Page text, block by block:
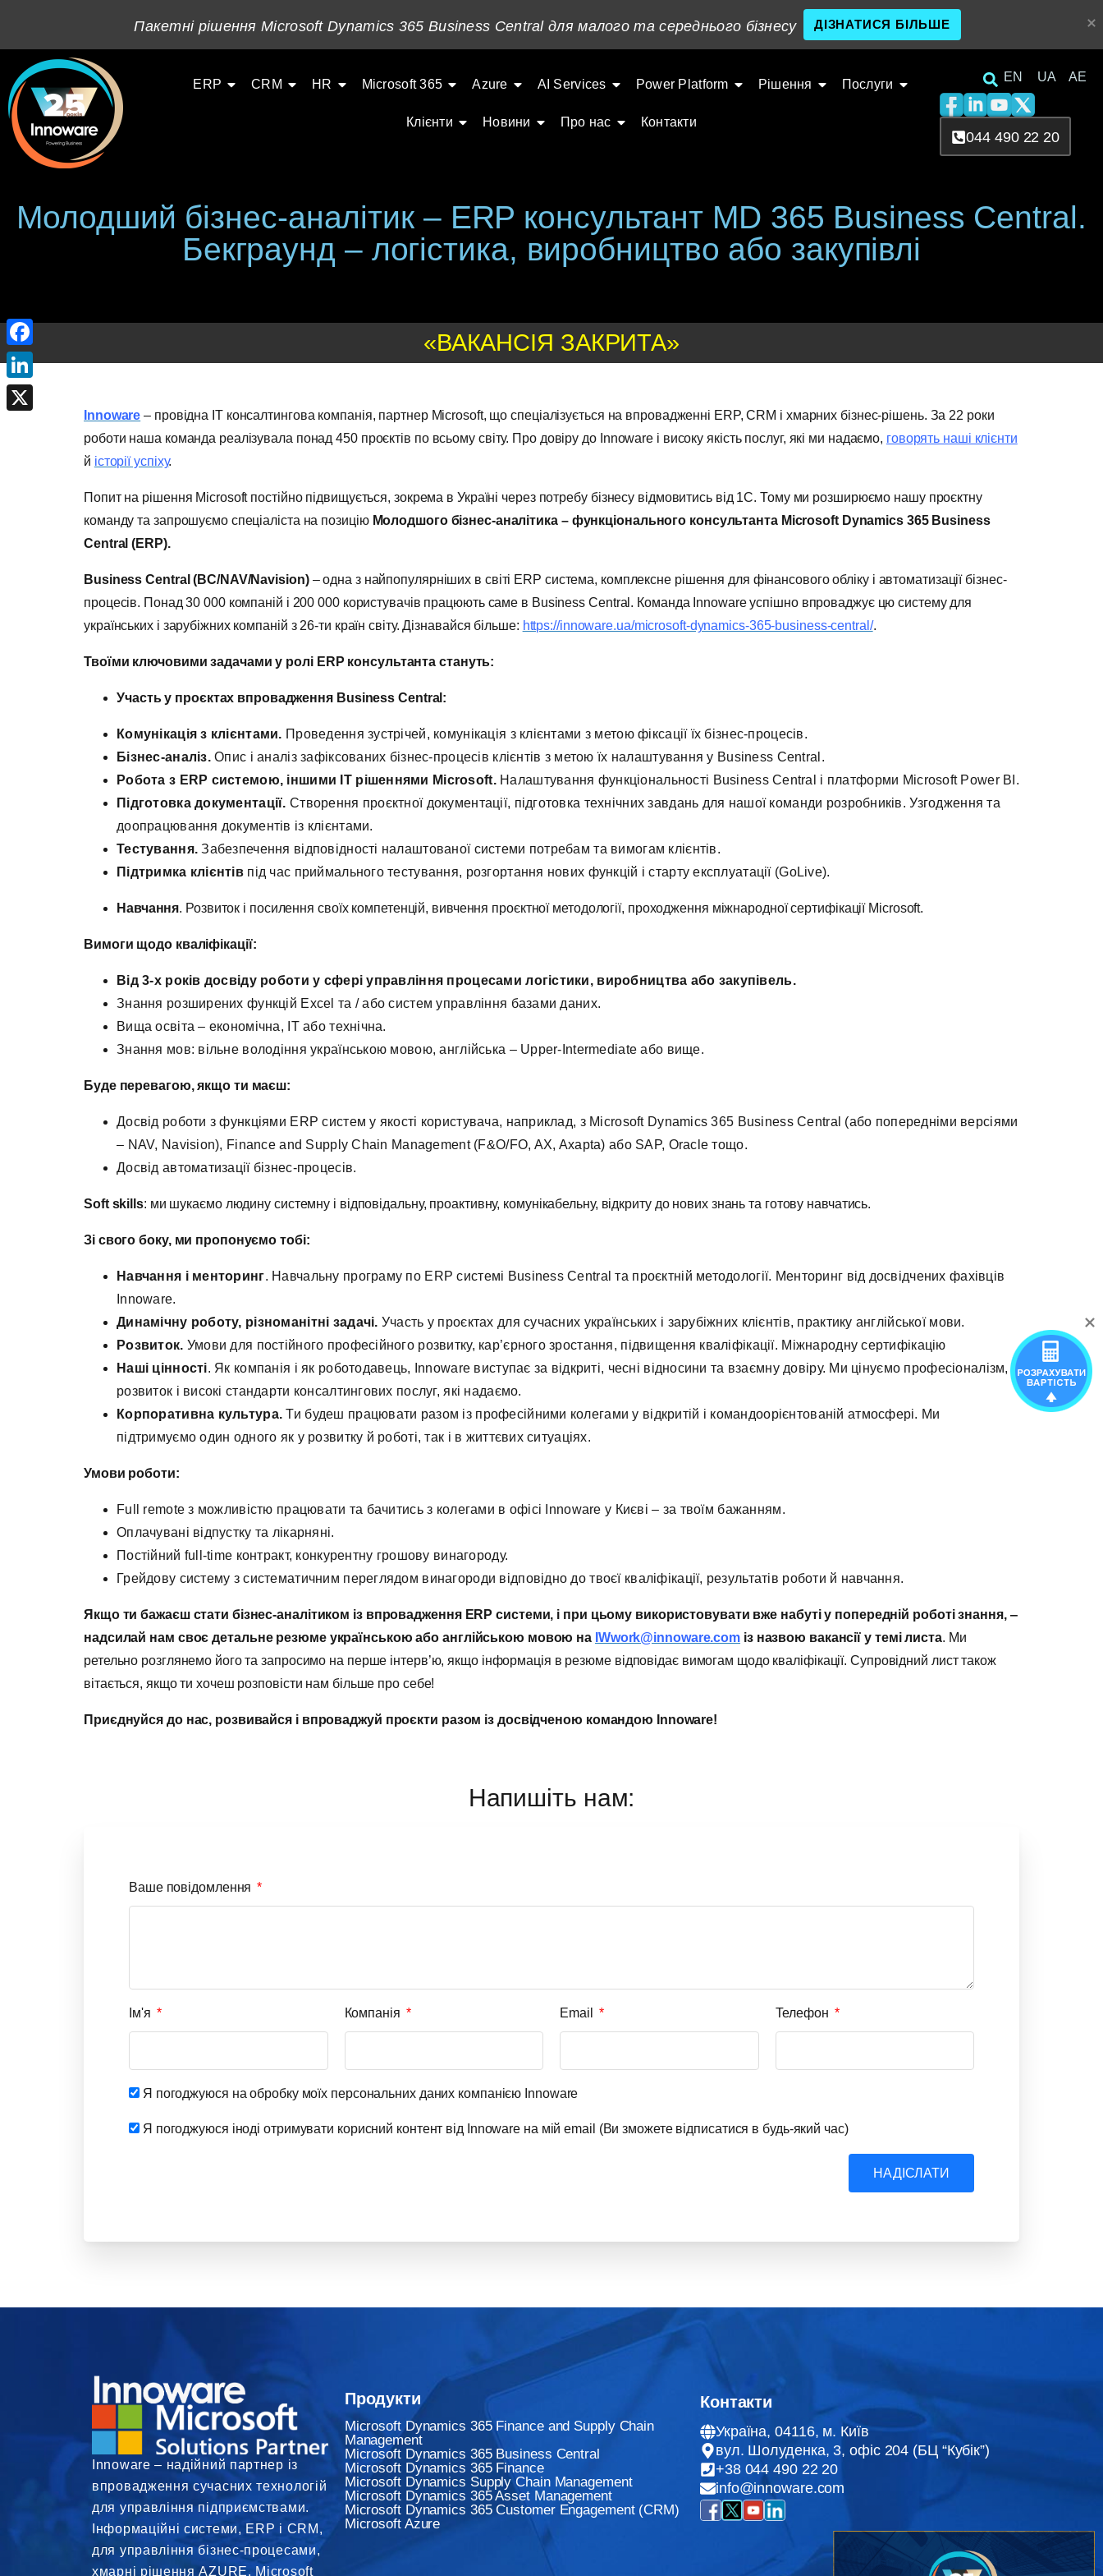
ERP CRM HR Microsoft 365 Azure AI Services Power Platform Рішення Послуги
Клієнти Новини Про нас Контакти
EN UA AE
044 490 22 20
Молодший бізнес-аналітик – ERP консультант MD 365 Business Central.
Бекграунд – логістика, виробництво або закупівлі
«ВАКАНСІЯ ЗАКРИТА»
Innoware – провідна ІТ консалтингова компанія, партнер Microsoft, що спеціалізується на впровадженні ERP, CRM і хмарних бізнес-рішень. За 22 роки
роботи наша команда реалізувала понад 450 проєктів по всьому світу. Про довіру до Innoware і високу якість послуг, які ми надаємо, говорять наші клієнти
й історії успіху.
Попит на рішення Microsoft постійно підвищується, зокрема в Україні через потребу бізнесу відмовитись від 1С. Тому ми розширюємо нашу проєктну
команду та запрошуємо спеціаліста на позицію Молодшого бізнес-аналітика– функціонального консультанта Microsoft Dynamics365 Business
Central (ERP).
Business Central (BC/NAV/Navision) – одна з найпопулярніших в світі ERP система, комплексне рішення для фінансового обліку і автоматизації бізнес-
процесів. Понад 30 000 компаній і 200 000 користувачів працюють саме в Business Central. Команда Innoware успішно впроваджує цю систему для
українських і зарубіжних компаній з 26-ти країн світу. Дізнавайся більше: https://innoware.ua/microsoft-dynamics-365-business-central/.
Твоїми ключовими задачами у ролі ERP консультанта стануть:
Участь у проєктах впровадження Business Central :
Комунікація з клієнтами. Проведення зустрічей, комунікація з клієнтами з метою фіксації їх бізнес-процесів.
Бізнес-аналіз.Опис і аналіз зафіксованих бізнес-процесів клієнтів з метою їх налаштування у Business Central.
Робота з ERP системою, іншими ІТ рішеннями Microsoft. Налаштування функціональності Business Central і платформи Microsoft Power BI.
Підготовка документації. Створення проєктної документації, підготовка технічних завдань для нашої команди розробників. Узгодження та
доопрацювання документів із клієнтами.
Тестування.Забезпечення відповідності налаштованої системи потребам та вимогам клієнтів.
Підтримка клієнтів під час приймального тестування, розгортання нових функцій і старту експлуатації (GoLive).
Навчання. Розвиток і посилення своїх компетенцій, вивчення проєктної методології, проходження міжнародної сертифікації Microsoft.
Вимоги щодо кваліфікації:
Від 3-х років досвіду роботи у сфері управління процесами логістики, виробництва або закупівель.
Знання розширених функцій Excel та / або систем управління базами даних.
Вища освіта – економічна, ІТ або технічна.
Знання мов: вільне володіння українською мовою, англійська – Upper-Intermediate або вище.
Буде перевагою, якщо ти маєш:
Досвід роботи з функціями ERP систем у якості користувача, наприклад, з Microsoft Dynamics 365 Business Central (або попередніми версіями
– NAV, Navision), Finance and Supply Chain Management (F&O/FO, AX, Axapta) або SAP, Oracle тощо.
Досвід автоматизації бізнес-процесів.
Soft skills: ми шукаємо людину системну і відповідальну, проактивну, комунікабельну, відкриту до нових знань та готову навчатись.
Зі свого боку, ми пропонуємо тобі:
Навчання і менторинг. Навчальну програму по ERP системі Business Central та проєктній методології. Менторинг від досвідчених фахівців
Innoware.
Динамічну роботу, різноманітні задачі. Участь у проєктах для сучасних українських і зарубіжних клієнтів, практику англійської мови.
Розвиток. Умови для постійного професійного розвитку, кар’єрного зростання, підвищення кваліфікації. Міжнародну сертифікацію
Наші цінності. Як компанія і як роботодавець, Innoware виступає за відкриті, чесні відносини та взаємну довіру. Ми цінуємо професіоналізм,
розвиток і високі стандарти консалтингових послуг, які надаємо.
Корпоративна культура.Ти будеш працювати разом із професійними колегами у відкритій і командоорієнтованій атмосфері. Ми
підтримуємо один одного як у розвитку й роботі, так і в життєвих ситуаціях.
Умови роботи:
Full remote з можливістю працювати та бачитись з колегами в офісі Innoware у Києві – за твоїм бажанням.
Оплачувані відпустку та лікарняні.
Постійний full-time контракт, конкурентну грошову винагороду.
Грейдову систему з систематичним переглядом винагороди відповідно до твоєї кваліфікації, результатів роботи й навчання.
Якщо ти бажаєш стати бізнес-аналітиком із впровадження ERPсистеми, і при цьому використовувати вже набуті у попередній роботі знання, ‒
надсилай нам своє детальне резюме українською або англійською мовою на IWwork@innoware.com із назвою вакансії у темі листа. Ми
ретельно розглянемо його та запросимо на перше інтерв’ю, якщо інформація в резюме відповідає вимогам щодо кваліфікації. Супровідний лист також
вітається, якщо ти хочеш розповісти нам більше про себе!
Приєднуйся до нас, розвивайся і впроваджуй проєкти разом із досвідченою командою Innoware!
Напишіть нам:
Ваше повідомлення
Ім'я Компанія Email Телефон
Я погоджуюся на обробку моїх персональних даних компанією Innoware
Я погоджуюся іноді отримувати корисний контент від Innoware на мій email (Ви зможете відписатися в будь-який час)
НАДІСЛАТИ
Innoware – надійний партнер із
впровадження сучасних технологій
для управління підприємствами.
Інформаційні системи, ERP і CRM,
для управління бізнес-процесами,
хмарні рішення AZURE. Microsoft
Продукти
Microsoft Dynamics 365 Finance and Supply Chain
Management
Microsoft Dynamics 365 Business Central
Microsoft Dynamics 365 Finance
Мicrosoft Dynamics Supply Chain Management
Microsoft Dynamics 365 Asset Management
Microsoft Dynamics 365 Customer Engagement (CRM)
Microsoft Azure
Контакти
Україна, 04116, м. Київ
вул. Шолуденка, 3, офіс 204 (БЦ “Кубік”)
+38 044 490 22 20
info@innoware.com
Пакетні рішення Microsoft Dynamics 365 Business Central для малого та середнього бізнесу ДІЗНАТИСЯ БІЛЬШЕ
Facebook
LinkedIn